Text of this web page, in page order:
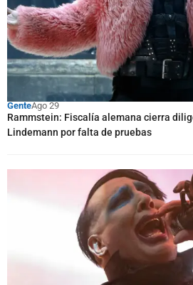
GenteAgo 29
Rammstein: Fiscalía alemana cierra
Lindemann por falta de pruebas